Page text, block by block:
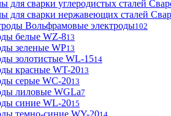
Вольфрамовые электроды102
белые WZ-813
зеленые WP13
золотистые WL-1514
красные WT-2013
серые WC-2013
лиловые WGLa7
синие WL-2015
темно-синие WY-20